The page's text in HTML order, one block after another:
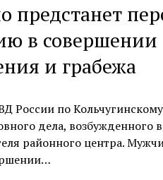
предстанет
в совершении
и грабежа
России по
дела, возбужденного
районного центра.